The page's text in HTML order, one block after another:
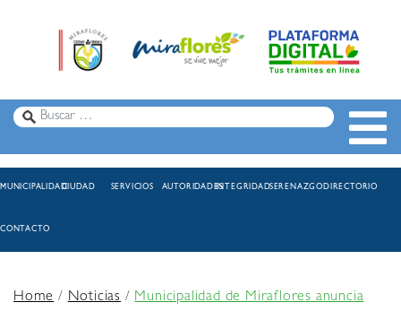
MUNICIPALIDADCIUDAD SERVICIOS AUTORIDADESINTEGRIDADSERENAZGODIRECTORIO
CONTACTO
Home/Noticias /Municipalidad de Miraflores anuncia